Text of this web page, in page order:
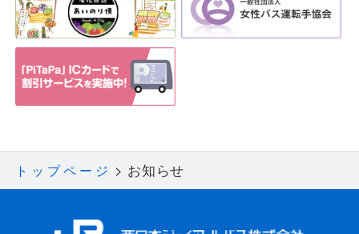
トップページ お知らせ